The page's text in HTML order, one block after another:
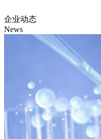
企业动态
News